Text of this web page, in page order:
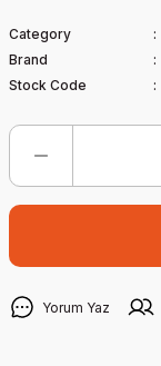
Category
Brand
Stock Code
Yorum Yaz